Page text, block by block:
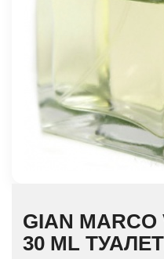
GIAN MARCO
30 ML